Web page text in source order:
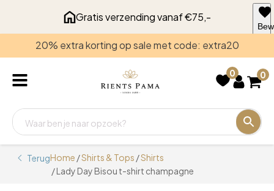
Gratis verzending vanaf €75,-
20% extra korting op sale met code: extra20
0 0
TerugHome /Shirts & Tops /Shirts
/ Lady Day Bisou t-shirt champagne
voor